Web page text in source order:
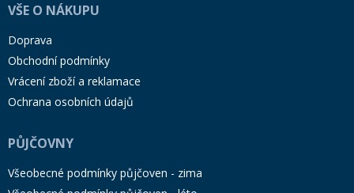
VŠE O NÁKUPU
Doprava
Obchodní podmínky
Vrácení zboží a reklamace
Ochrana osobních údajů
PŮJČOVNY
Všeobecné podmínky půjčoven - zima